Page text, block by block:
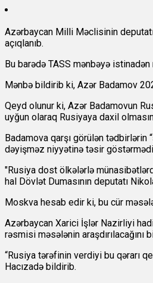
Azərbaycan Milli Məclisinin
açıqlanıb.
Bu barədə TASS mənbəyə istinadən
Mənbə bildirib ki, Azər Badamov
Qeyd olunur ki, Azər Badamovun
uyğun olaraq Rusiyaya daxil
Badamova qarşı görülən
dəyişməz niyyətinə təsir
"Rusiya dost ölkələrlə
hal Dövlət Dumasının deputatı
Moskva hesab edir ki, bu cür
Azərbaycan Xarici İşlər Nazirliyi
rəsmisi məsələnin
“Rusiya tərəfinin verdiyi bu qərarı
Hacızadə bildirib.